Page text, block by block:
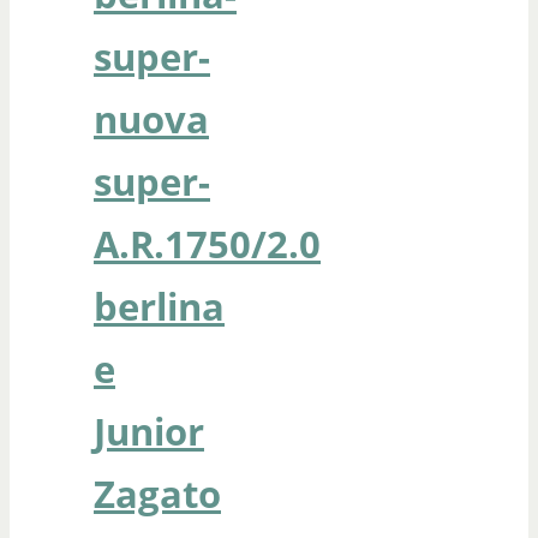
super-
nuova
super-
A.R.1750/2.0
berlina
e
Junior
Zagato